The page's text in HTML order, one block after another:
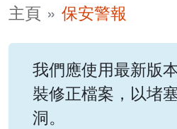
主頁 保安警報
我們應使用最新版
裝修正檔案，以堵
洞。